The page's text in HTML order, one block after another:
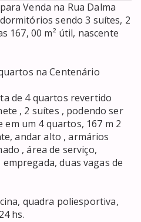
Venda na Rua Dalma
sendo 3 suítes, 2
167, 00 m² útil, nascente
, 2 suítes , podendo ser
um 4 quartos, 167 m 2
andar alto , armários
, área de serviço,
duas vagas de
hs.